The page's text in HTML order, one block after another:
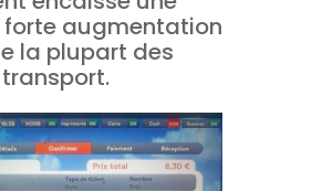
forte augmentation
la plupart des